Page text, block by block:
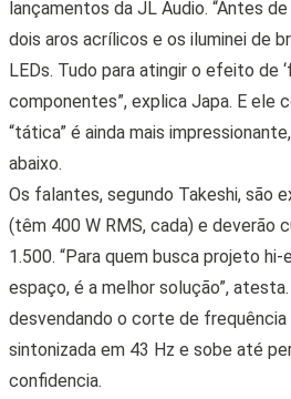
lançamentos da JL Audio. “Antes
dois aros acrílicos e os iluminei de
LEDs. Tudo para atingir o efeito de
componentes”, explica Japa. E ele
“tática” é ainda mais
abaixo.
Os falantes, segundo Takeshi, são
(têm 400 W RMS, cada) e deverão
1.500. “Para quem busca projeto
espaço, é a melhor solução”,
desvendando o corte de frequência
sintonizada em 43 Hz e sobe até
confidencia.